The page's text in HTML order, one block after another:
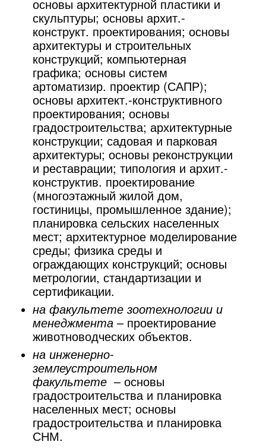
основы архитектурной пластики и
скульптуры; основы архит.-
конструкт. проектирования; основы
архитектуры и строительных
конструкций; компьютерная
графика; основы систем
артоматизир. проектир (САПР);
основы архитект.-конструктивного
проектирования; основы
градостроительства; архитектурные
конструкции; садовая и парковая
архитектуры; основы реконструкции
и реставрации; типология и архит.-
конструктив. проектирование
(многоэтажный жилой дом,
гостиницы, промышленное здание);
планировка сельских населенных
мест; архитектурное моделирование
среды; физика среды и
ограждающих конструкций; основы
метрологии, стандартизации и
сертификации.
на факультете зоотехнологии и
менеджмента – проектирование
животноводческих объектов.
на инженерно-
землеустроительном
факультете – основы
градостроительства и планировка
населенных мест; основы
градостроительства и планировка
СНМ.